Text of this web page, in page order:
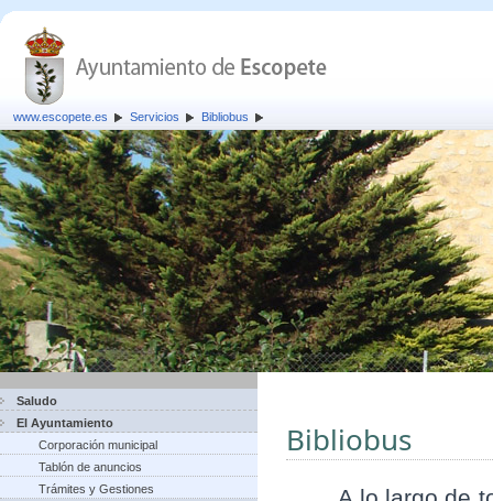
www.escopete.es Servicios Bibliobus
Saludo
El Ayuntamiento
Corporación municipal
Tablón de anuncios
Trámites y Gestiones
Bibliobus